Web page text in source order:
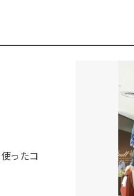
ったコ